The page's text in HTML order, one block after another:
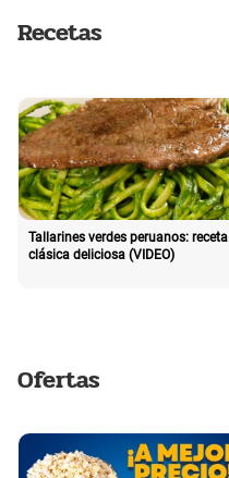
Recetas
Tallarines verdes peruanos: receta
clásica deliciosa (VIDEO)
Ofertas